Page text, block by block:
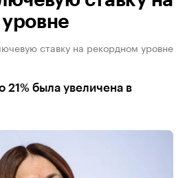
ставку на рекордном уровне
21% была увеличена в